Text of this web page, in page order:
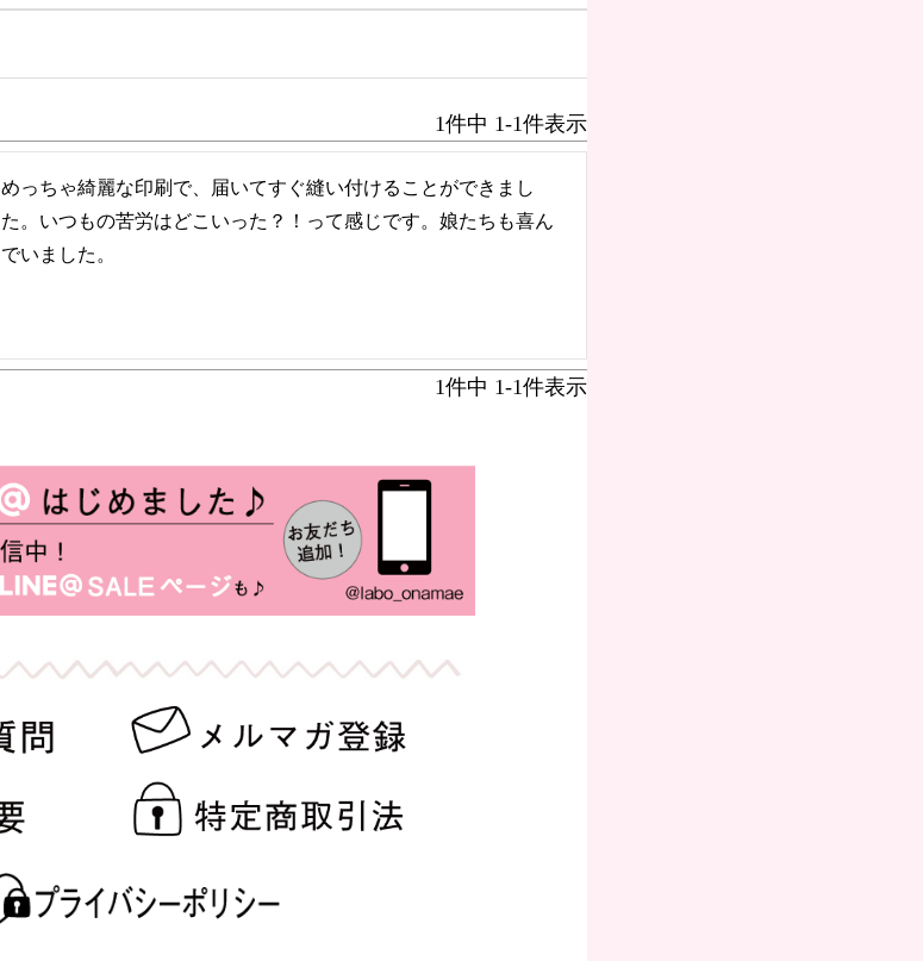
お問合せ
知らせ
メルマガ登録
1件中 1-1件表示
めっちゃ綺麗な印刷で、届いてすぐ縫い付けることができまし
た。いつもの苦労はどこいった？！って感じです。娘たちも喜ん
でいました。
1件中 1-1件表示